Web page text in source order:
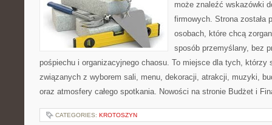
może znaleźć wskazówki
firmowych. Strona została
osobach, które chcą
sposób przemyślany, bez
pośpiechu i organizacyjnego chaosu. To miejsce dla tych, którzy
związanych z wyborem sali, menu, dekoracji, atrakcji, muzyki,
oraz atmosfery całego spotkania. Nowości na stronie Budżet i
CATEGORIES: KROTOSZYN